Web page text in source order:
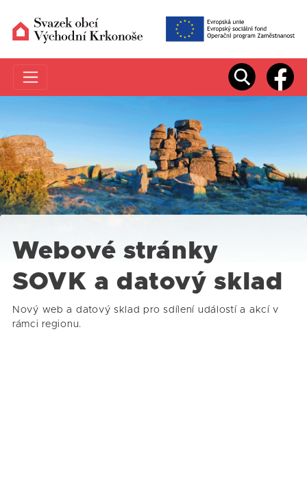
Webové stránky
SOVK a datový sklad
Nový web a datový sklad pro sdílení událostí a akcí v
rámci regionu.